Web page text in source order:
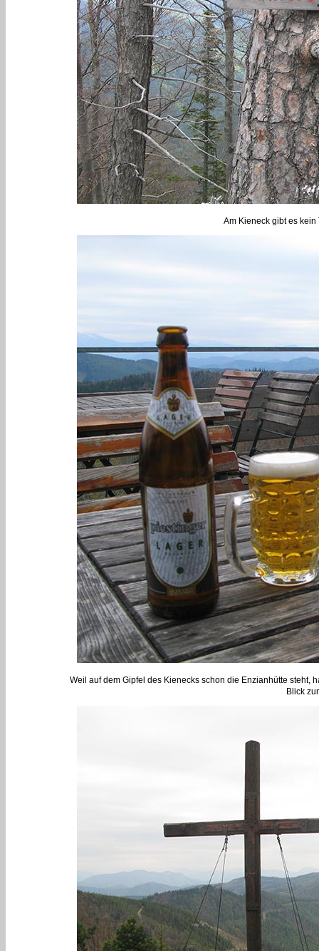
Am Kieneck gibt es
Weil auf dem Gipfel des Kienecks schon die Enzianhütte steht,
Blick